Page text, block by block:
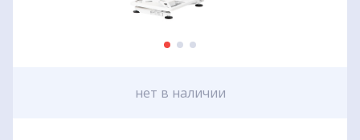
нет в наличии